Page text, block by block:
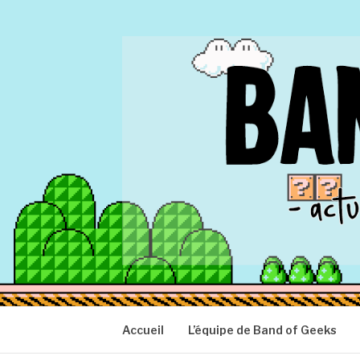
BAND OF
Actu Geek d'hier et d'aujourd'hui
Accueil L’équipe de Band of Geeks